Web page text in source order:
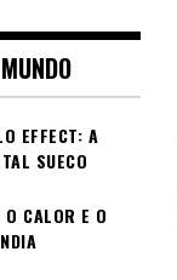
EFFECT: A
SUECO
CALOR E O